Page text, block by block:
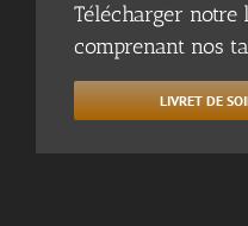
Télécharger
comprenant nos
LIVRET DE